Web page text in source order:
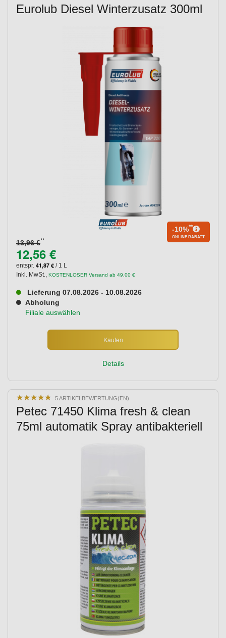
Eurolub Diesel Winterzusatz 300ml
13,96 €**
-10%**
ONLINE RABATT
12,56 €
entspr. 41,87 € / 1 L
Inkl. MwSt.
KOSTENLOSER Versand ab 49,00 €
Lieferung 07.08.2026 - 10.08.2026
Abholung
Filiale auswählen
Kaufen
Details
★★★★★
★★★★★ 5 ARTIKELBEWERTUNG(EN)
Petec 71450 Klima fresh & clean
75ml automatik Spray antibakteriell